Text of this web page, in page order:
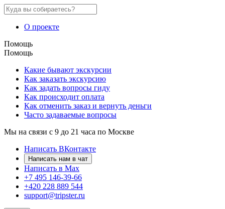
О проекте
Помощь
Помощь
Какие бывают экскурсии
Как заказать экскурсию
Как задать вопросы гиду
Как происходит оплата
Как отменить заказ и вернуть деньги
Часто задаваемые вопросы
Мы на связи с 9 до 21 часа по Москве
Написать ВКонтакте
Написать нам в чат
Написать в Max
+7 495 146-39-66
+420 228 889 544
support@tripster.ru